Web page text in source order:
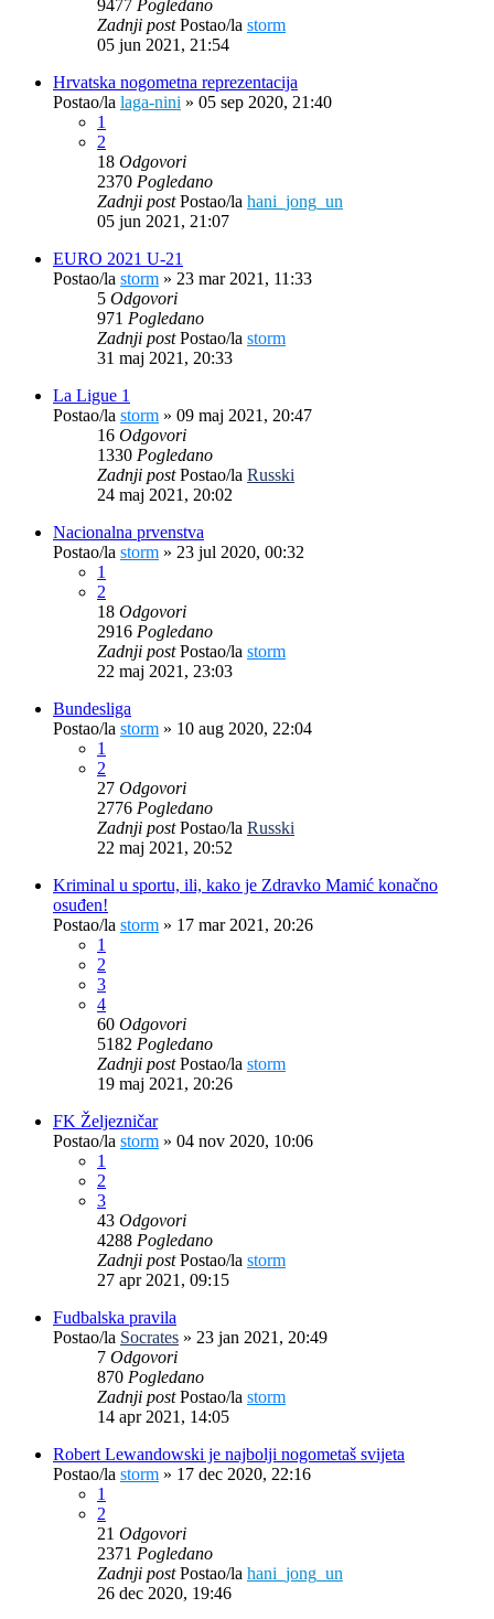
9477 Pogledano
Zadnji postPostao/la storm
05 jun 2021, 21:54
Hrvatska nogometna reprezentacija
Postao/la laga-nini » 05 sep 2020, 21:40
1
2
18 Odgovori
2370 Pogledano
Zadnji postPostao/la hani_jong_un
05 jun 2021, 21:07
EURO 2021 U-21
Postao/la storm » 23 mar 2021, 11:33
5 Odgovori
971 Pogledano
Zadnji postPostao/la storm
31 maj 2021, 20:33
La Ligue 1
Postao/la storm » 09 maj 2021, 20:47
16 Odgovori
1330 Pogledano
Zadnji postPostao/la Russki
24 maj 2021, 20:02
Nacionalna prvenstva
Postao/la storm » 23 jul 2020, 00:32
1
2
18 Odgovori
2916 Pogledano
Zadnji postPostao/la storm
22 maj 2021, 23:03
Bundesliga
Postao/la storm » 10 aug 2020, 22:04
1
2
27 Odgovori
2776 Pogledano
Zadnji postPostao/la Russki
22 maj 2021, 20:52
Kriminal u sportu, ili, kako je Zdravko Mamić konačno
osuđen!
Postao/la storm » 17 mar 2021, 20:26
1
2
3
4
60 Odgovori
5182 Pogledano
Zadnji postPostao/la storm
19 maj 2021, 20:26
FK Željezničar
Postao/la storm » 04 nov 2020, 10:06
1
2
3
43 Odgovori
4288 Pogledano
Zadnji postPostao/la storm
27 apr 2021, 09:15
Fudbalska pravila
Postao/la Socrates » 23 jan 2021, 20:49
7 Odgovori
870 Pogledano
Zadnji postPostao/la storm
14 apr 2021, 14:05
Robert Lewandowski je najbolji nogometaš svijeta
Postao/la storm » 17 dec 2020, 22:16
1
2
21 Odgovori
2371 Pogledano
Zadnji postPostao/la hani_jong_un
26 dec 2020, 19:46